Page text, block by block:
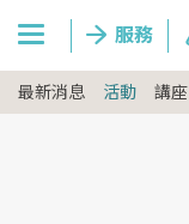
最新消息 活動 講座